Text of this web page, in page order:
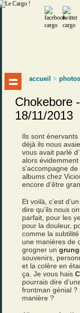
accueil >photos
Chokebore
18/11/2013
Ils sont
déjà ils nous
vous avait parlé
alors
s’accompagne de
albums chez
encore d’être
Et voilà, c’est
dire qu’ils nous
parfait, pour les
pour la douleur,
comme la
une manières de
grogner un
souvenirs,
et la colère en
ça. Je vous hais
pourrais dire
frontman génial ?
manière ?